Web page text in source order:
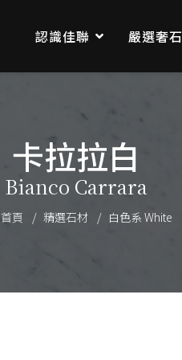
認識佳聯 嚴選奢石
卡拉拉白
Bianco Carrara
首頁 精選石材 白色系 White